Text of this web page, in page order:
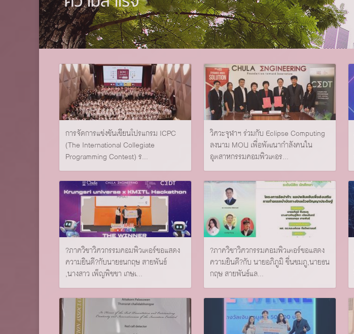
การจัดการแข่งขันเขียนโปรแกรม ICPC
(The International Collegiate
Programming Contest) ร...
วิศวะจุฬาฯ ร่วมกับ Eclipse Computing
ลงนาม MOU เพื่อพัฒนากำลังคนใน
อุตสาหกรรมคอมพิวเตอร...
?ภาควิชาวิศวกรรมคอมพิวเตอร์ขอแสดง
ความยินดี?กับนายธนกฤษ สายพันธ์
,นางสาว เพ็ญพิชชา เกษเ...
?ภาควิชาวิศวกรรมคอมพิวเตอร์ขอแสดง
ความยินดี?กับ นายอภิภูมิ ชื่นชมภู,นายธน
กฤษ สายพันธ์แล...